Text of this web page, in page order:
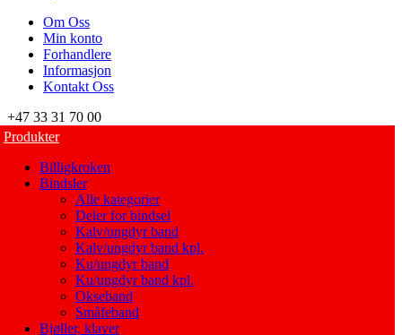
Om Oss
Min konto
Forhandlere
Informasjon
Kontakt Oss
+47 33 31 70 00
Produkter
Billigkroken
Bindsler
Alle kategorier
Deler for bindsel
Kalv/ungdyr band
Kalv/ungdyr band kpl.
Ku/ungdyr band
Ku/ungdyr band kpl.
Okseband
Småfeband
Bjøller, klaver